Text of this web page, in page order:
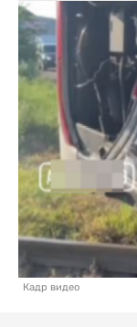
Кадр видео